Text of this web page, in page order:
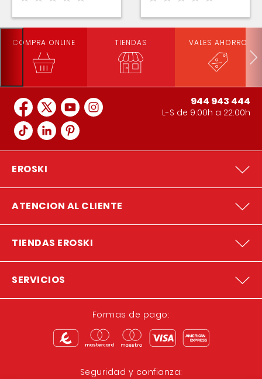
COMPRA ONLINE TIENDAS VALES AHORRO
944 943 444
L-S de 9:00h a 22:00h
EROSKI
ATENCION AL CLIENTE
TIENDAS EROSKI
SERVICIOS
Formas de pago:
Seguridad y confianza: